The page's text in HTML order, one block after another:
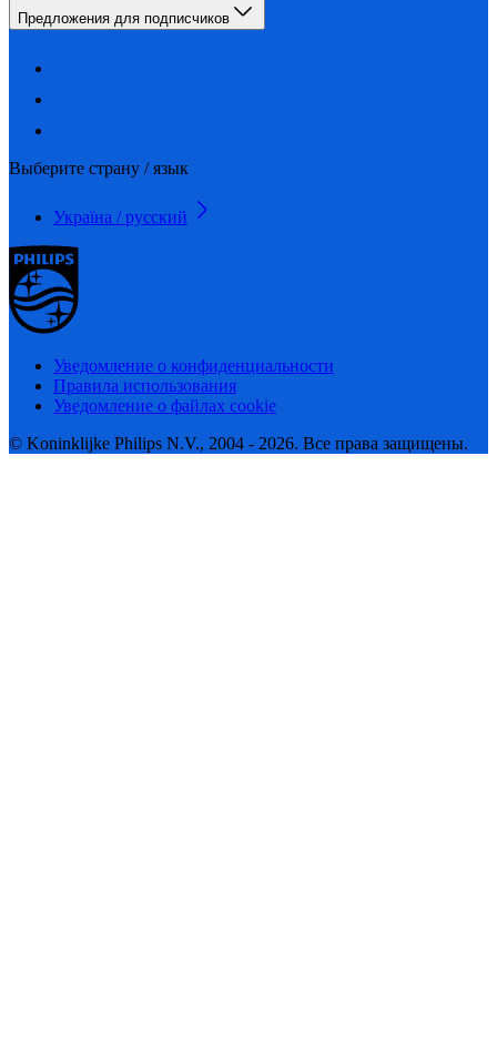
Предложения для подписчиков
Выберите страну / язык
Україна / русский
Уведомление о конфиденциальности
Правила использования
Уведомление о файлах cookie
© Koninklijke Philips N.V., 2004 - 2026. Все права защищены.